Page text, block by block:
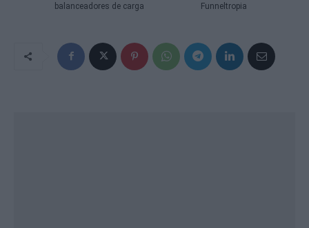
balanceadores de carga
Funneltropia